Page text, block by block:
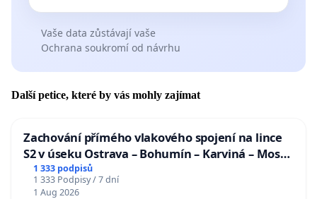
Vaše data zůstávají vaše
Ochrana soukromí od návrhu
Další petice, které by vás mohly zajímat
Zachování přímého vlakového spojení na lince
S2 v úseku Ostrava – Bohumín – Karviná – Mosty
u Jablunkova
1 333 podpisů
1 333 Podpisy / 7 dní
1 Aug 2026